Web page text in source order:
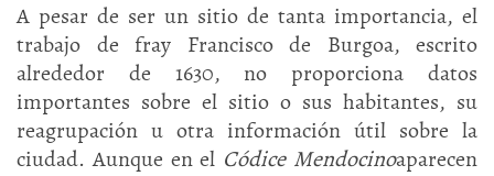
A pesar de ser un sitio de tanta importancia, el
trabajo de fray Francisco de Burgoa, escrito
alrededor de 1630, no proporciona datos
importantes sobre el sitio o sus habitantes, su
reagrupación u otra información útil sobre la
ciudad. Aunque en el Códice Mendocinoaparecen